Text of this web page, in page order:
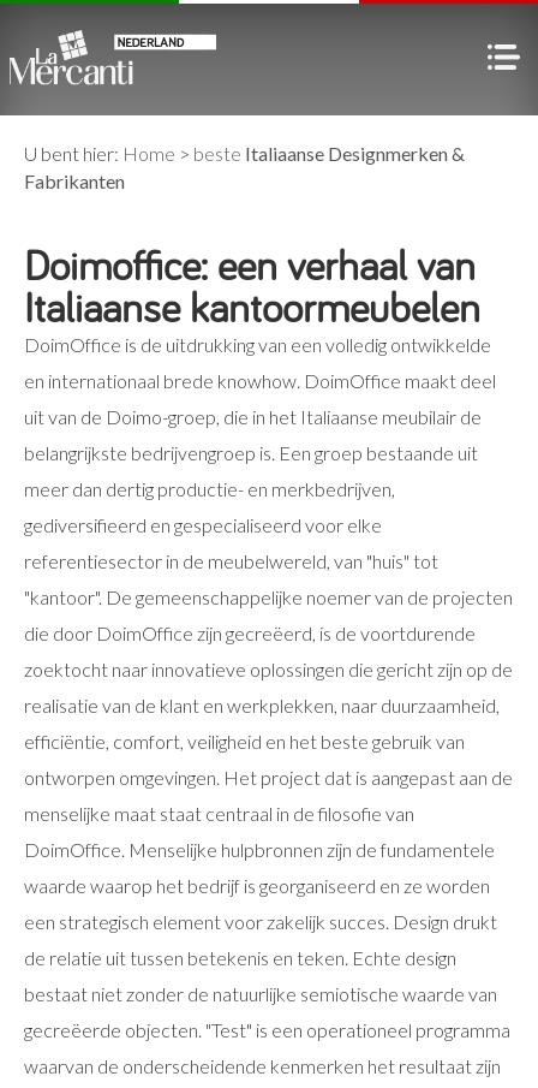
U bent hier: Home > beste Italiaanse Designmerken &
Fabrikanten
Doimoffice: een verhaal van
Italiaanse kantoormeubelen
DoimOffice is de uitdrukking van een volledig ontwikkelde
en internationaal brede knowhow. DoimOffice maakt deel
uit van de Doimo-groep, die in het Italiaanse meubilair de
belangrijkste bedrijvengroep is. Een groep bestaande uit
meer dan dertig productie- en merkbedrijven,
gediversifieerd en gespecialiseerd voor elke
referentiesector in de meubelwereld, van "huis" tot
"kantoor". De gemeenschappelijke noemer van de projecten
die door DoimOffice zijn gecreëerd, is de voortdurende
zoektocht naar innovatieve oplossingen die gericht zijn op de
realisatie van de klant en werkplekken, naar duurzaamheid,
efficiëntie, comfort, veiligheid en het beste gebruik van
ontworpen omgevingen. Het project dat is aangepast aan de
menselijke maat staat centraal in de filosofie van
DoimOffice. Menselijke hulpbronnen zijn de fundamentele
waarde waarop het bedrijf is georganiseerd en ze worden
een strategisch element voor zakelijk succes. Design drukt
de relatie uit tussen betekenis en teken. Echte design
bestaat niet zonder de natuurlijke semiotische waarde van
gecreëerde objecten. "Test" is een operationeel programma
waarvan de onderscheidende kenmerken het resultaat zijn